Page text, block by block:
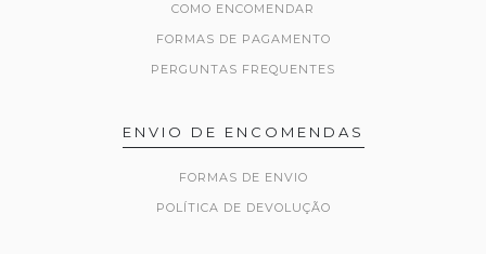
COMO ENCOMENDAR
FORMAS DE PAGAMENTO
PERGUNTAS FREQUENTES
ENVIO DE ENCOMENDAS
FORMAS DE ENVIO
POLÍTICA DE DEVOLUÇÃO